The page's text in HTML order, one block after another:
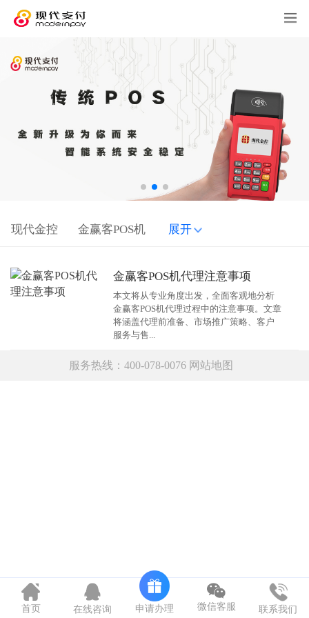
现代金控 金赢客POS机 展开
金赢客POS机代理注意事项
本文将从专业角度出发，全面客观地分析
金赢客POS机代理过程中的注意事项。文章
将涵盖代理前准备、市场推广策略、客户
服务与售...
服务热线：400-078-0076 网站地图
首页 在线咨询 申请办理 微信客服 联系我们